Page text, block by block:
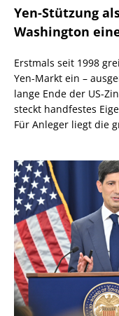
Yen-Stützung
Washington
Erstmals seit 1998
Yen-Markt ein –
lange Ende der US-
steckt handfestes
Für Anleger liegt die